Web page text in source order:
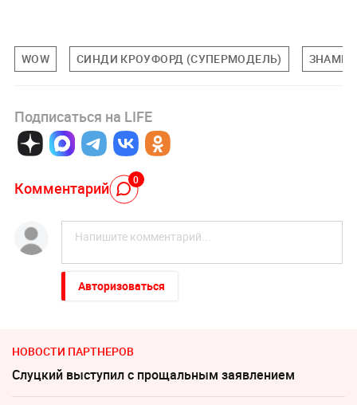
WOW СИНДИ КРОУФОРД (СУПЕРМОДЕЛЬ)
Подписаться на LIFE
Комментарий 0
Авторизоваться
НОВОСТИ ПАРТНЕРОВ
Слуцкий выступил с прощальным заявлением